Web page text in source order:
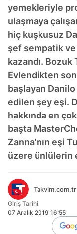
yemekleriyle
ulaşmaya
hiç kuşkusuz
şef sempatik ve
kazandı. Bozuk
Evlendikten
başlayan
edilen şey eşi.
hakkında en
başta
Zanna'nın eşi
üzere ünlülerin
Takvim.com.tr
Giriş Tarihi:
07 Aralık 2019 16:55